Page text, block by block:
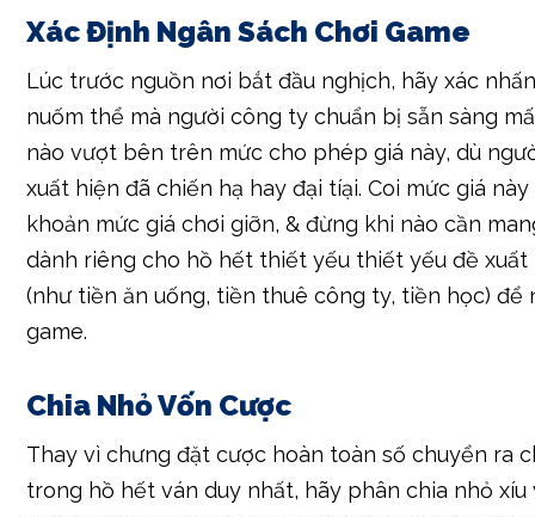
Quản lý vốn dĩ là 1 băn khoăn căn người công ty
yếu thức quyết định sự lợi tức của doanh nghiệp
luyện tài ngất trực đường. Nếu chưa lên kế
vốn hài hòa & hợp lý, người công ty chắc là dễ
tiền cược trong 1 thời gian ngắn.
Xác Định Ngân Sách Chơi Game
Lúc trước nguồn nơi bắt đầu nghịch, hãy xác
nuốm thể mà người công ty chuẩn bị sẵn sàng
nào vượt bên trên mức cho phép giá này, dù
xuất hiện đã chiến hạ hay đại tíại. Coi mức giá này
khoản mức giá chơi giỡn, & đừng khi nào cần
dành riêng cho hồ hết thiết yếu thiết yếu đề